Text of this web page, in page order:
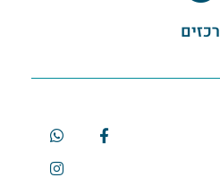
רכזים